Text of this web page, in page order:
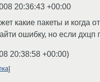
20:36:43 +00:00
какие пакеты и когда
ошибку, но если
20:38:58 +00:00)